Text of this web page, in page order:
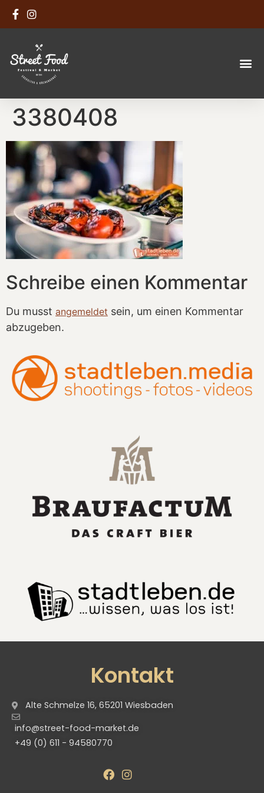
3380408
Schreibe einen Kommentar
Du musst angemeldet sein, um einen Kommentar
abzugeben.
Kontakt
Alte Schmelze 16, 65201 Wiesbaden
info@street-food-market.de
+49 (0) 611 - 94580770